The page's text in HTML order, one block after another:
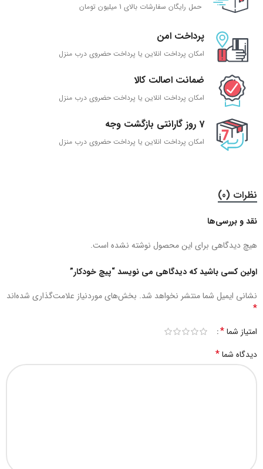
حمل رایگان سفارشات بالای 1 میلیون تومان
پرداخت امن
امکان پرداخت انلاین یا پرداخت حضروی درب منزل
ضمانت اصالت کالا
امکان پرداخت انلاین یا پرداخت حضروی درب منزل
7 روز گارانتی بازگشت وجه
امکان پرداخت انلاین یا پرداخت حضروی درب منزل
نظرات (0)
نقد و بررسی‌ها
هیچ دیدگاهی برای این محصول نوشته نشده است.
اولین کسی باشید که دیدگاهی می نویسد “پیچ خودکار”
نشانی ایمیل شما منتشر نخواهد شد. بخش‌های موردنیاز علامت‌گذاری شده‌اند
*
امتیاز شما*
دیدگاه شما*